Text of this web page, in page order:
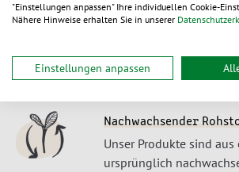
Recyclebar
Einstoffverpackungen
Nachwachsender
Unser Produkte sind aus
ursprünglich
"Einstellungen anpassen" Ihre individuellen Cookie-
Nähere Hinweise erhalten Sie in unserer
Einstellungen anpassen